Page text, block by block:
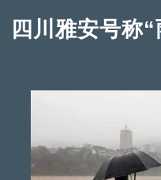
四川雅安号称